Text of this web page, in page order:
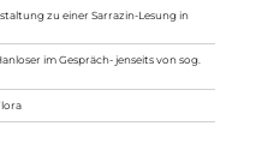
zu einer Sarrazin-Lesung in
im Gespräch- jenseits von sog.